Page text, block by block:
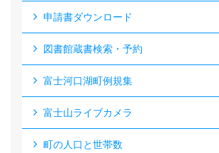
申請書ダウンロード
図書館蔵書検索・予約
富士河口湖町例規集
富士山ライブカメラ
町の人口と世帯数